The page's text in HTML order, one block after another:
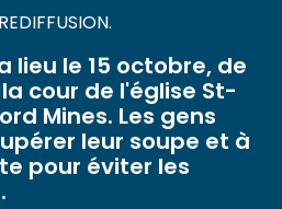
lieu le 15 octobre, de
la cour de l'église St-
Mines. Les gens
leur soupe et à
pour éviter les